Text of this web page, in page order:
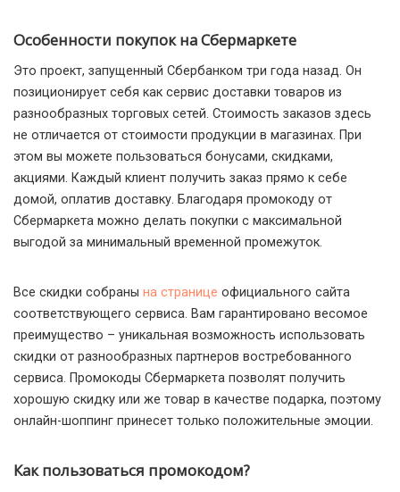
Особенности покупок на Сбермаркете
Это проект, запущенный Сбербанком три года назад. Он
позиционирует себя как сервис доставки товаров из
разнообразных торговых сетей. Стоимость заказов здесь
не отличается от стоимости продукции в магазинах. При
этом вы можете пользоваться бонусами, скидками,
акциями. Каждый клиент получить заказ прямо к себе
домой, оплатив доставку. Благодаря промокоду от
Сбермаркета можно делать покупки с максимальной
выгодой за минимальный временной промежуток.
Все скидки собраны на странице официального сайта
соответствующего сервиса. Вам гарантировано весомое
преимущество – уникальная возможность использовать
скидки от разнообразных партнеров востребованного
сервиса. Промокоды Сбермаркета позволят получить
хорошую скидку или же товар в качестве подарка, поэтому
онлайн-шоппинг принесет только положительные эмоции.
Как пользоваться промокодом?